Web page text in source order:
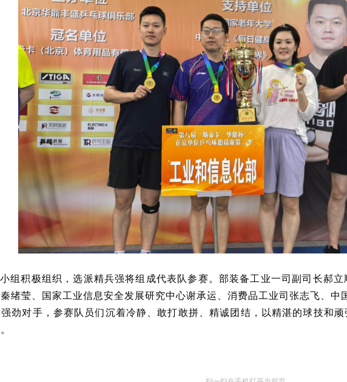
组积极组织，选派精兵强将组成代表队参赛。部装备工业一司副司长郝
秦绪莹、国家工业信息安全发展研究中心谢承运、消费品工业司张志飞、中
劲对手，参赛队员们沉着冷静、敢打敢拼、精诚团结，以精湛的球技和